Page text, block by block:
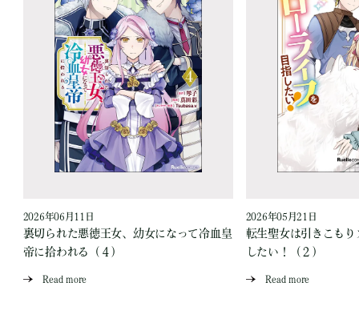
2026年06月11日
裏切られた悪徳王女、幼女になって冷血皇
帝に拾われる（４）
Read more
2026年05月21日
転生聖女は引きこも
したい！（２）
Read more